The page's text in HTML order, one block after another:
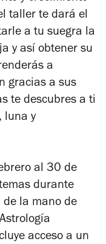
taller te dará el
a tu suegra la
y así obtener su
a
gracias a sus
te descubres a ti
luna y
al 30 de
durante
de la mano de
acceso a un